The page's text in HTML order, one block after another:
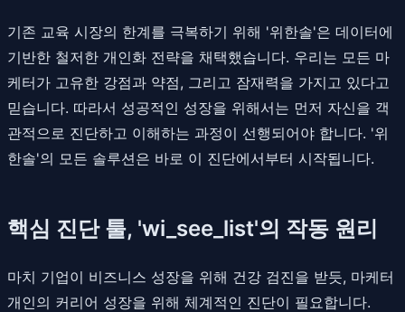
기존 교육 시장의 한계를 극복하기 위해 '위한솔'은 데이터에
기반한 철저한 개인화 전략을 채택했습니다. 우리는 모든 마
케터가 고유한 강점과 약점, 그리고 잠재력을 가지고 있다고
믿습니다. 따라서 성공적인 성장을 위해서는 먼저 자신을 객
관적으로 진단하고 이해하는 과정이 선행되어야 합니다. '위
한솔'의 모든 솔루션은 바로 이 진단에서부터 시작됩니다.
핵심 진단 툴, 'wi_see_list'의 작동 원리
마치 기업이 비즈니스 성장을 위해 건강 검진을 받듯, 마케터
개인의 커리어 성장을 위해 체계적인 진단이 필요합니다.